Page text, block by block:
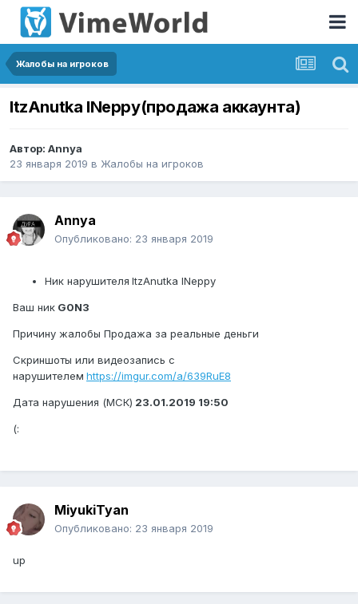
Жалобы на игроков
ItzAnutka lNeppy(продажа аккаунта)
Автор: Annya
23 января 2019 в Жалобы на игроков
Annya
Опубликовано: 23 января 2019
Ник нарушителя ItzAnutka lNeppy
Ваш ник G0N3
Причину жалобы Продажа за реальные деньги
Скриншоты или видеозапись с
нарушителем https://imgur.com/a/639RuE8
Дата нарушения (МСК) 23.01.2019 19:50
(:
MiyukiTyan
Опубликовано: 23 января 2019
up